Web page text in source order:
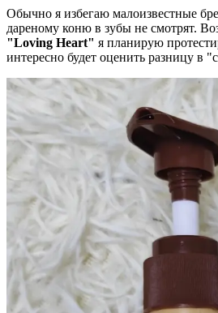
Обычно я избегаю малоизвестные
дареному коню в зубы не смотрят.
"Loving Heart" я планирую
интересно будет оценить разницу в